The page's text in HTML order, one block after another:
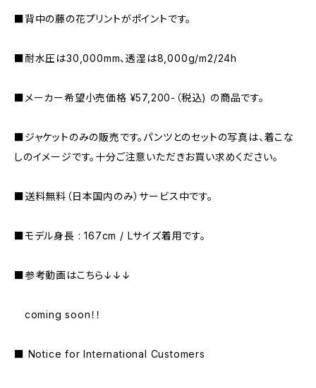
■背中の藤の花プリントがポイントです。
■耐水圧は30,000mm、透湿は8,000g/m2/24h
■メーカー希望小売価格 ¥57,200-（税込) の商品です。
■ジャケットのみの販売です。パンツとのセットの写真は、着こな
しのイメージです。十分ご注意いただきお買い求めください。
■送料無料（日本国内のみ）サービス中です。
■モデル身長 : 167cm / Lサイズ着用です。
■参考動画はこちら↓↓↓
coming soon！！
■ Notice for International Customers